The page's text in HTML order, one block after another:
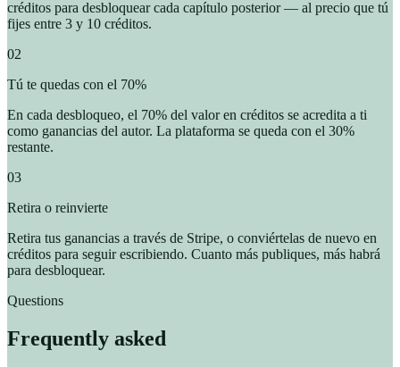
créditos para desbloquear cada capítulo posterior — al precio que tú
fijes entre 3 y 10 créditos.
02
Tú te quedas con el 70%
En cada desbloqueo, el 70% del valor en créditos se acredita a ti
como ganancias del autor. La plataforma se queda con el 30%
restante.
03
Retira o reinvierte
Retira tus ganancias a través de Stripe, o conviértelas de nuevo en
créditos para seguir escribiendo. Cuanto más publiques, más habrá
para desbloquear.
Questions
Frequently asked